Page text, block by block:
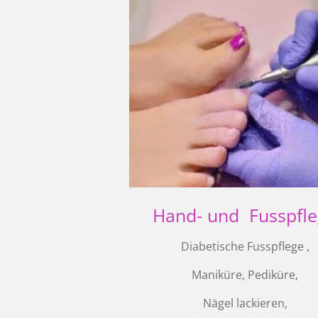
Hand- und
Diabetische Fusspflege ,
Maniküre, Pediküre,
Nägel lackieren,